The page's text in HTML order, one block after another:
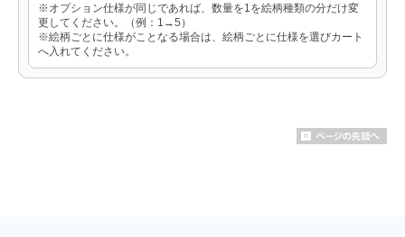
※オプション仕様が同じであれば、数量を1を絵柄種類の分だけ変
更してください。（例：1→5）
※絵柄ごとに仕様がことなる場合は、絵柄ごとに仕様を選びカート
へ入れてください。